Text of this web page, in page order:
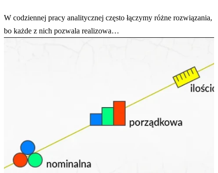
W codziennej pracy analitycznej często łączymy różne rozwiązania,
bo każde z nich pozwala realizowa…